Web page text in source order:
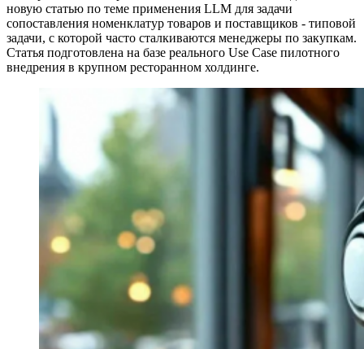
новую статью по теме применения LLM для задачи
сопоставления номенклатур товаров и поставщиков - типовой
задачи, с которой часто сталкиваются менеджеры по закупкам.
Статья подготовлена на базе реального Use Case пилотного
внедрения в крупном ресторанном холдинге.